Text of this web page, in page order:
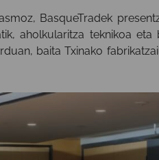
BasqueTradek
aholkularitza teknikoa
baita Txinako